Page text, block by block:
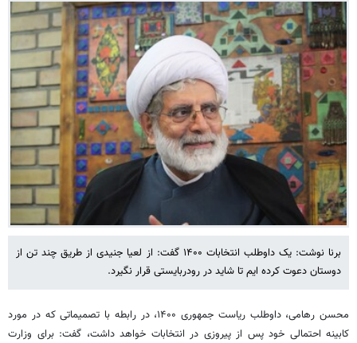
برنا نوشت: یک داوطلب انتخابات ۱۴۰۰ گفت: از لعیا جنیدی از طریق چند تن از
دوستان دعوت کرده ایم تا شاید در رودربایستی قرار نگیرد.
محسن رهامی، داوطلب ریاست جمهوری ۱۴۰۰، در رابطه با تصمیماتی که در مورد
کابینه احتمالی خود پس از پیروزی در انتخابات خواهد داشت، گفت: برای وزارت